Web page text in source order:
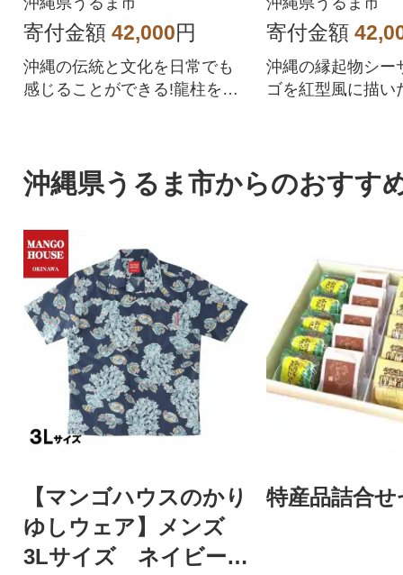
寄付金額 42,000円
沖縄の伝統と文化を日常でも
感じることができる!龍柱をモ
サー 251170
寄付金額
沖縄の縁起物シー
ゴを紅型風に描い
沖縄県うるま市からのおすす
【マンゴハウスのかり
ゆしウェア】メンズ
3Lサイズ ネイビー
特産品詰合